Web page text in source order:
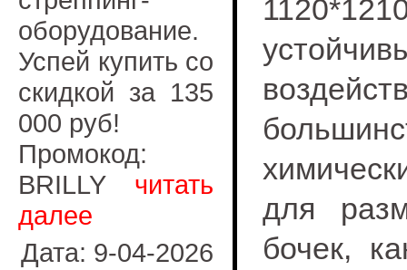
оборудование.
Успей купить со
скидкой за 135
000 руб!
Промокод:
BRILLY читать
далее
Дата: 9-04-2026
для
бочек,